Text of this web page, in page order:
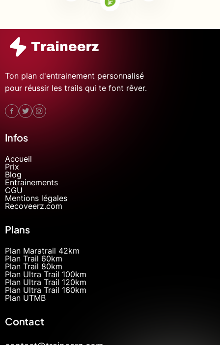
Ton plan d'entrainement personnalisé
pour réussir les trails qui te font rêver.
Infos
Accueil
Prix
Blog
Entrainements
CGU
Mentions légales
Recoveerz.com
Plans
Plan Maratrail 42km
Plan Trail 60km
Plan Trail 80km
Plan Ultra Trail 100km
Plan Ultra Trail 120km
Plan Ultra Trail 160km
Plan UTMB
Contact